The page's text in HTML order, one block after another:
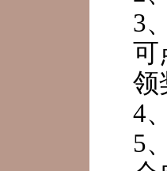
3
可
领
4
5